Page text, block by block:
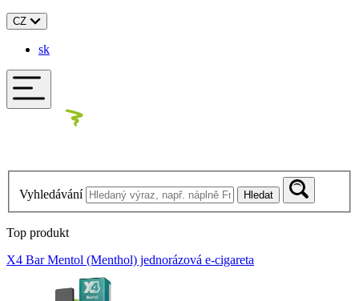
CZ
sk
Vyhledávání Hledat
Top produkt
X4 Bar Mentol (Menthol) jednorázová e-cigareta